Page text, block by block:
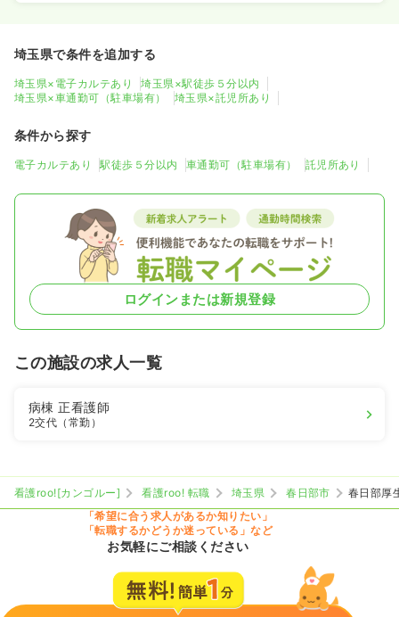
埼玉県で条件を追加する
埼玉県×電子カルテあり
埼玉県×駅徒歩５分以内
埼玉県×車通勤可（駐車場有）
埼玉県×託児所あり
条件から探す
電子カルテあり 駅徒歩５分以内 車通勤可（駐車場有） 託児所あり
ログインまたは新規登録
この施設の求人一覧
病棟正看護師
2交代（常勤）
看護roo![カンゴルー] 看護roo! 転職 埼玉県 春日部市
春日部厚
「希望に合う求人があるか知りたい」
「転職するかどうか迷っている」など
お気軽にご相談ください